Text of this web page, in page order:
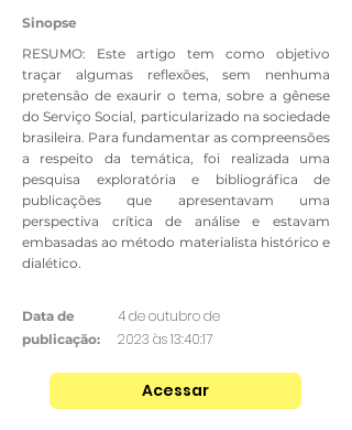
Sinopse
RESUMO: Este artigo tem como objetivo
traçar algumas reflexões, sem nenhuma
pretensão de exaurir o tema, sobre a gênese
do Serviço Social, particularizado na sociedade
brasileira. Para fundamentar as compreensões
a respeito da temática, foi realizada uma
pesquisa exploratória e bibliográfica de
publicações que apresentavam uma
perspectiva crítica de análise e estavam
embasadas ao método materialista histórico e
dialético.
Data de
publicação:
4 de outubro de
2023 às 13:40:17
Acessar